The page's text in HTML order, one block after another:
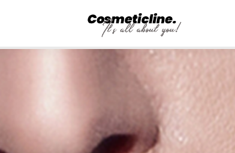
Frumusețe & Sănătate